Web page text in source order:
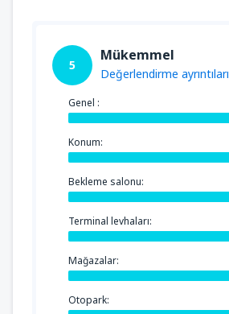
5
Mükemmel
Değerlendirme ayrıntıları
Genel :
Konum:
Bekleme salonu:
Terminal levhaları:
Mağazalar:
Otopark: